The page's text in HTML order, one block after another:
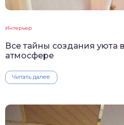
Интерьер
Все тайны создания уюта
атмосфере
Читать далее